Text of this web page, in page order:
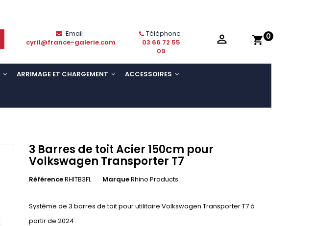
shopping_cart 0
Email :
cyril@france-galerie.com
Téléphone :
03 66 72 55
09

ARRIMAGE ET CHARGEMENT ACCESSOIRES
3 Barres de toit Acier 150cm pour
Volkswagen Transporter T7
RéférenceRHITB3FL MarqueRhino Products
Système de 3 barres de toit pour utilitaire Volkswagen Transporter T7 à
partir de 2024